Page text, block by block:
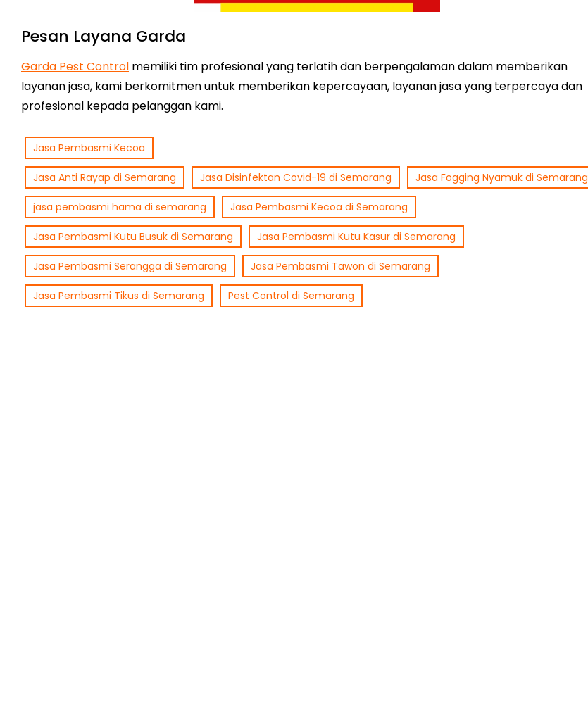
Pesan Layana Garda
Garda Pest Control memiliki tim profesional yang terlatih dan berpengalaman dalam memberikan
layanan jasa, kami berkomitmen untuk memberikan kepercayaan, layanan jasa yang terpercaya dan
profesional kepada pelanggan kami.
Jasa Pembasmi Kecoa
Jasa Anti Rayap di Semarang Jasa Disinfektan Covid-19 di Semarang Jasa Fogging Nyamuk di Semarang
jasa pembasmi hama di semarang Jasa Pembasmi Kecoa di Semarang
Jasa Pembasmi Kutu Busuk di Semarang Jasa Pembasmi Kutu Kasur di Semarang
Jasa Pembasmi Serangga di Semarang Jasa Pembasmi Tawon di Semarang
Jasa Pembasmi Tikus di Semarang Pest Control di Semarang